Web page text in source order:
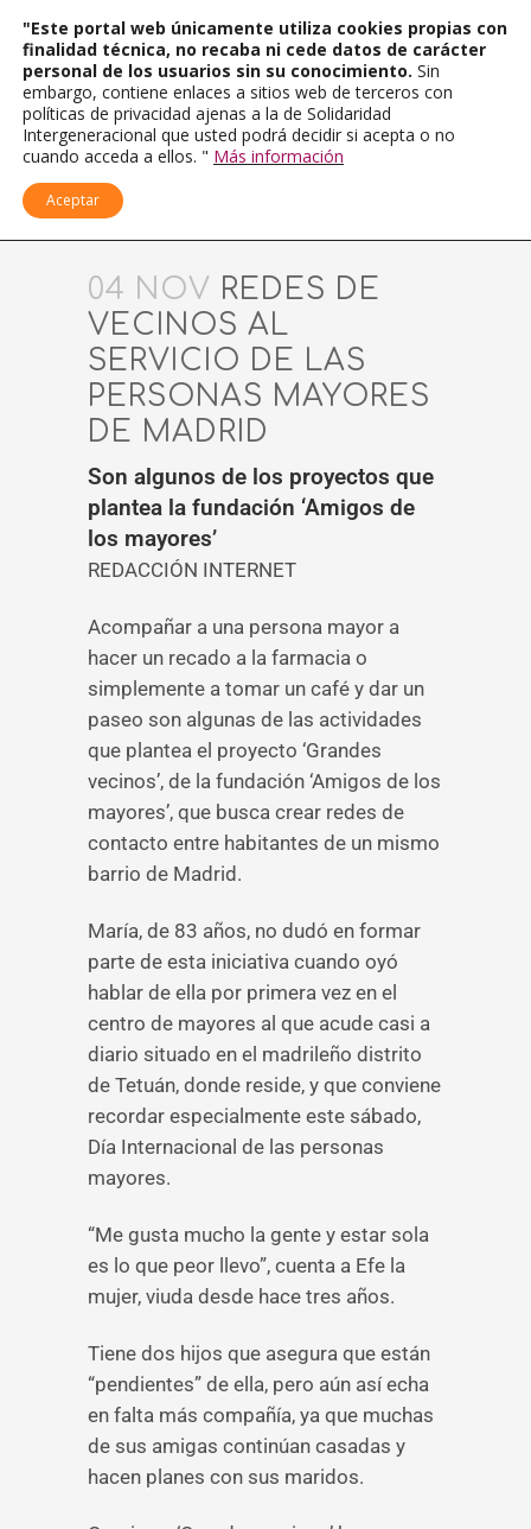
04 NOV REDES DE
VECINOS AL
SERVICIO DE LAS
PERSONAS MAYORES
DE MADRID
Son algunos de los proyectos que
plantea la fundación ‘Amigos de
los mayores’
REDACCIÓN INTERNET
Acompañar a una persona mayor a
hacer un recado a la farmacia o
simplemente a tomar un café y dar un
paseo son algunas de las actividades
que plantea el proyecto ‘Grandes
vecinos’, de la fundación ‘Amigos de los
mayores’, que busca crear redes de
contacto entre habitantes de un mismo
barrio de Madrid.
María, de 83 años, no dudó en formar
parte de esta iniciativa cuando oyó
hablar de ella por primera vez en el
centro de mayores al que acude casi a
diario situado en el madrileño distrito
de Tetuán, donde reside, y que conviene
recordar especialmente este sábado,
Día Internacional de las personas
mayores.
“Me gusta mucho la gente y estar sola
es lo que peor llevo”, cuenta a Efe la
mujer, viuda desde hace tres años.
Tiene dos hijos que asegura que están
“pendientes” de ella, pero aún así echa
en falta más compañía, ya que muchas
de sus amigas continúan casadas y
hacen planes con sus maridos.
"Este portal web únicamente utiliza cookies propias con
finalidad técnica, no recaba ni cede datos de carácter
personal de los usuarios sin su conocimiento. Sin
embargo, contiene enlaces a sitios web de terceros con
políticas de privacidad ajenas a la de Solidaridad
Intergeneracional que usted podrá decidir si acepta o no
cuando acceda a ellos. " Más información
Aceptar